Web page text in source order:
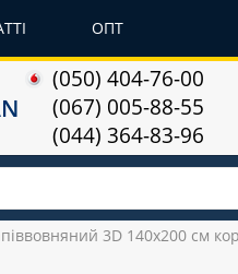
ОПТ
(050) 404-76-00
(067) 005-88-55
(044) 364-83-96
3D 140х200 см